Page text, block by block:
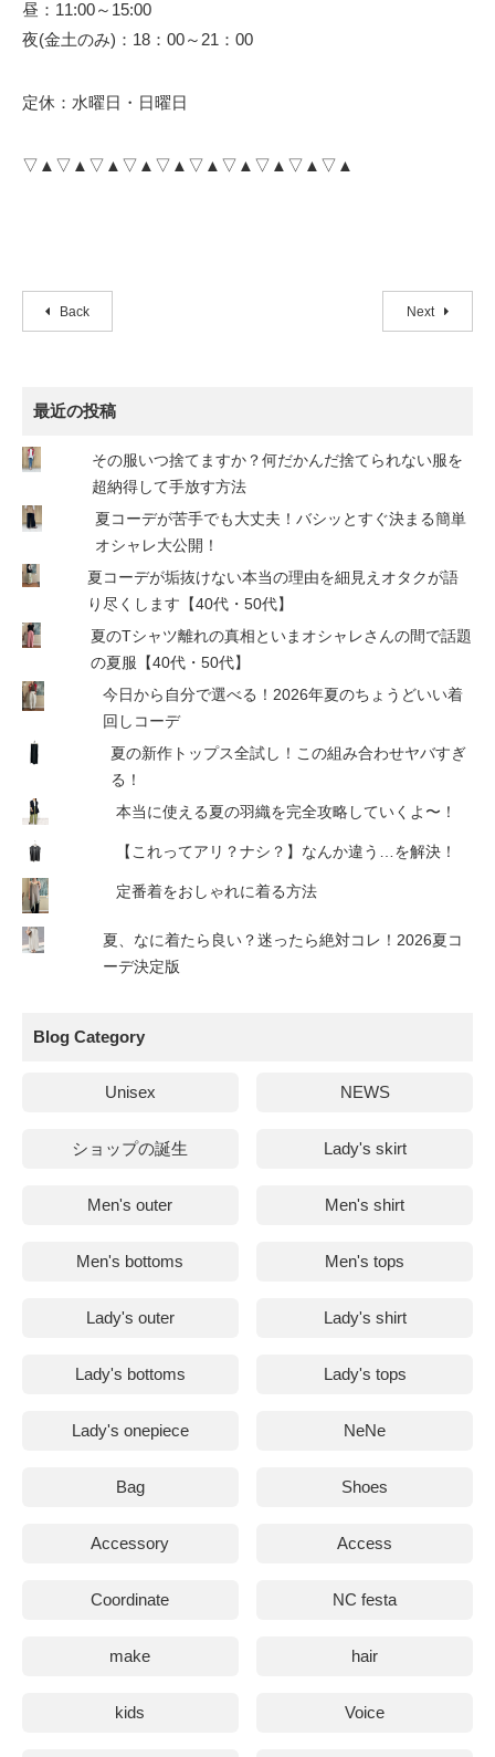
昼：11:00～15:00
夜(金土のみ)：18：00～21：00
定休：水曜日・日曜日
▽▲▽▲▽▲▽▲▽▲▽▲▽▲▽▲▽▲▽▲
Back Next
最近の投稿
その服いつ捨てますか？何だかんだ捨てられない服を
超納得して手放す方法
夏コーデが苦手でも大丈夫！バシッとすぐ決まる簡単
オシャレ大公開！
夏コーデが垢抜けない本当の理由を細見えオタクが語
り尽くします【40代・50代】
夏のTシャツ離れの真相といまオシャレさんの間で話題
の夏服【40代・50代】
今日から自分で選べる！2026年夏のちょうどいい着
回しコーデ
夏の新作トップス全試し！この組み合わせヤバすぎ
る！
本当に使える夏の羽織を完全攻略していくよ〜！
【これってアリ？ナシ？】なんか違う…を解決！
定番着をおしゃれに着る方法
夏、なに着たら良い？迷ったら絶対コレ！2026夏コ
ーデ決定版
Blog Category
Unisex NEWS
ショップの誕生 Lady's skirt
Men's outer Men's shirt
Men's bottoms Men's tops
Lady's outer Lady's shirt
Lady's bottoms Lady's tops
Lady's onepiece NeNe
Bag Shoes
Accessory Access
Coordinate NC festa
make hair
kids Voice